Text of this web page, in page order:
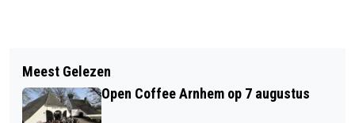
NEDERLANDERS BEZORGD OVER
WATERVERSPILLING MAAR BLIJVEN
PASSIEF, OOK TIJDENS HETE ZOMER
AANSTAANDE VRIJDAG LEKKER
BAKKIE DOEN?
Meest Gelezen
Open Coffee Arnhem op 7 augustus